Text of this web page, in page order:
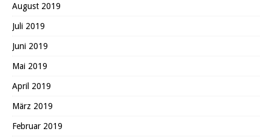
August 2019
Juli 2019
Juni 2019
Mai 2019
April 2019
März 2019
Februar 2019